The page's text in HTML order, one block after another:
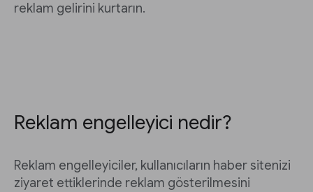
reklam gelirini kurtarın.
Reklam engelleyici nedir?
Reklam engelleyiciler, kullanıcıların haber sitenizi
ziyaret ettiklerinde reklam gösterilmesini